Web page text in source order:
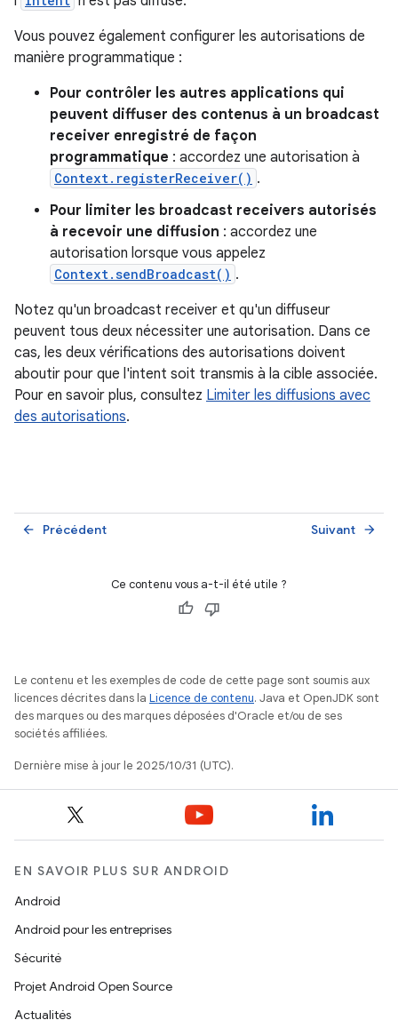
Vous pouvez également configurer les autorisations de
manière programmatique :
Pour contrôler les autres applications qui
peuvent diffuser des contenus à un broadcast
receiver enregistré de façon
programmatique : accordez une autorisation à
Context.registerReceiver() .
Pour limiter les broadcast receivers autorisés
à recevoir une diffusion : accordez une
autorisation lorsque vous appelez
Context.sendBroadcast() .
Notez qu'un broadcast receiver et qu'un diffuseur
peuvent tous deux nécessiter une autorisation. Dans ce
cas, les deux vérifications des autorisations doivent
aboutir pour que l'intent soit transmis à la cible associée.
Pour en savoir plus, consultez Limiter les diffusions avec
des autorisations.
Précédent
arrow_back Suivant arrow_forward
Ce contenu vous a-t-il été utile ?
Le contenu et les exemples de code de cette page sont soumis aux
licences décrites dans la Licence de contenu. Java et OpenJDK sont
des marques ou des marques déposées d'Oracle et/ou de ses
sociétés affiliées.
Dernière mise à jour le 2025/10/31 (UTC).
EN SAVOIR PLUS SUR ANDROID
Android
Android pour les entreprises
Sécurité
Projet Android Open Source
Actualités